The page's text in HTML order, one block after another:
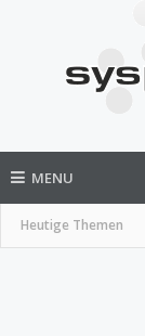
MENU
Heutige Themen